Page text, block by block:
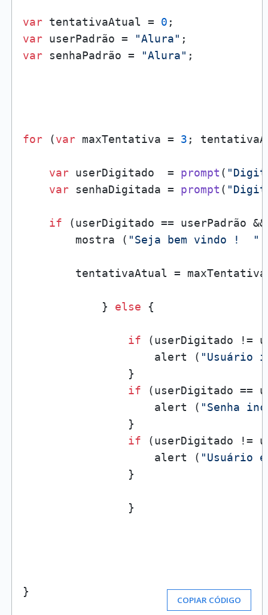
var tentativaAtual = 0
var userPadrão = "Alura"
var senhaPadrão = "Alura" ;
for (var maxTentativa = 3 ;
var userDigitado  = prompt (
var senhaDigitada = prompt (
if (userDigitado == userPadrão
        mostra (
"Seja bem vindo !  "
tentativaAtual =
            }
else {
if (userDigitado !=
                    alert (
"Usuário
                }
if (userDigitado ==
                    alert (
"Senha
                }
if (userDigitado !=
                    alert (
"Usuário
                }
                }
}
COPIAR CÓDIGO